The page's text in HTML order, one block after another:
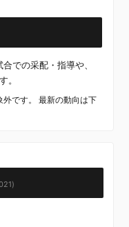
での采配・指導や、
。
です。 最新の動向は下